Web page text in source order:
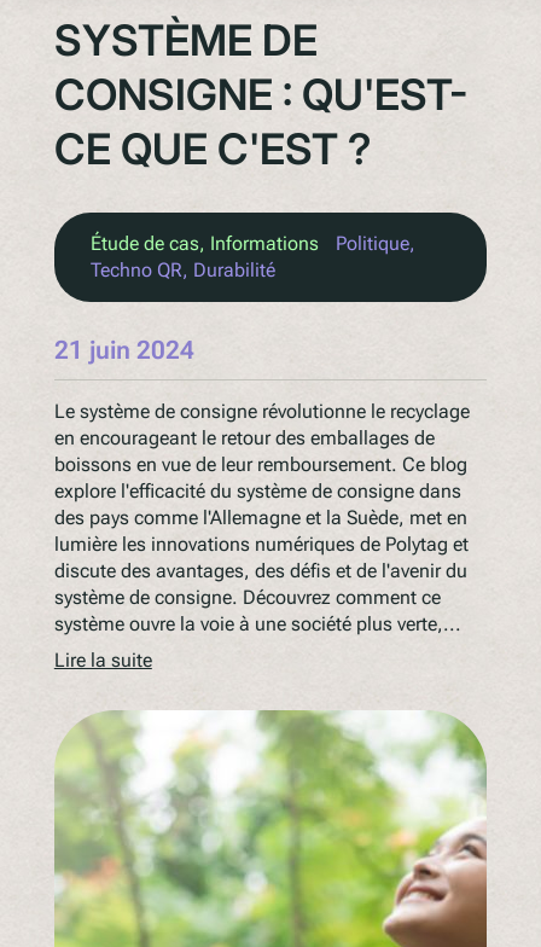
QR Squared par Polytag
SYSTÈME DE
CONSIGNE : QU'EST-
CE QUE C'EST ?
Étude de cas, Informations Politique
Techno QR, Durabilité
21 juin 2024
Le système de consigne révolutionne le recyclage
en encourageant le retour des emballages de
boissons en vue de leur remboursement. Ce blog
explore l'efficacité du système de consigne dans
des pays comme l'Allemagne et la Suède, met en
lumière les innovations numériques de Polytag et
discute des avantages, des défis et de l'avenir du
système de consigne. Découvrez comment ce
système ouvre la voie à une société plus verte,...
Lire la suite